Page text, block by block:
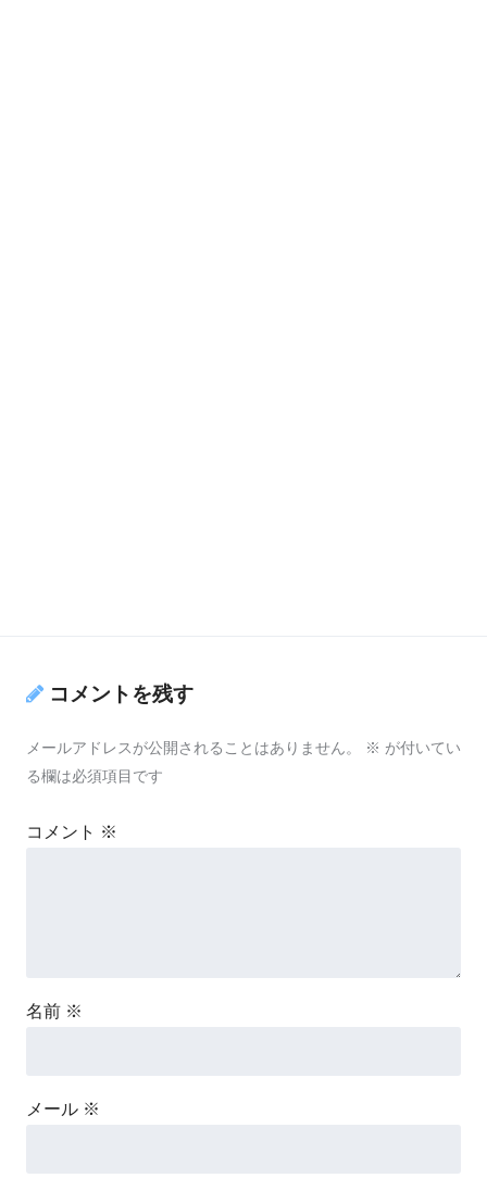
コメントを残す
メールアドレスが公開されることはありません。 ※ が付いてい
る欄は必須項目です
コメント ※
名前 ※
メール ※